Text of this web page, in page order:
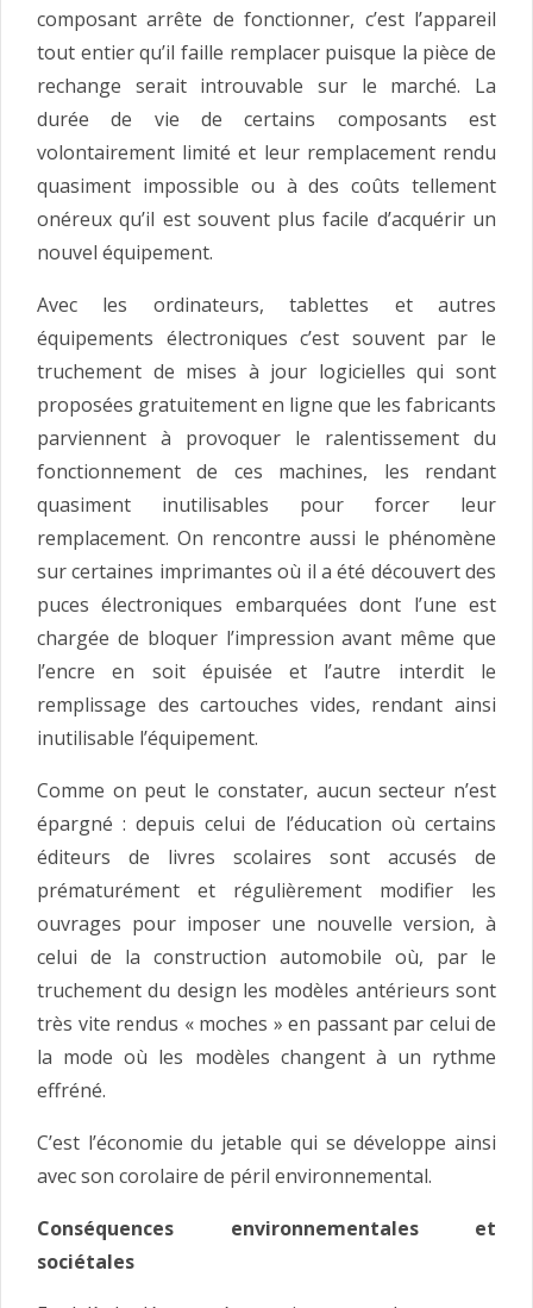
composant arrête de fonctionner, c’est l’appareil
tout entier qu’il faille remplacer puisque la pièce de
rechange serait introuvable sur le marché. La
durée de vie de certains composants est
volontairement limité et leur remplacement rendu
quasiment impossible ou à des coûts tellement
onéreux qu’il est souvent plus facile d’acquérir un
nouvel équipement.
Avec les ordinateurs, tablettes et autres
équipements électroniques c’est souvent par le
truchement de mises à jour logicielles qui sont
proposées gratuitement en ligne que les fabricants
parviennent à provoquer le ralentissement du
fonctionnement de ces machines, les rendant
quasiment inutilisables pour forcer leur
remplacement. On rencontre aussi le phénomène
sur certaines imprimantes où il a été découvert des
puces électroniques embarquées dont l’une est
chargée de bloquer l’impression avant même que
l’encre en soit épuisée et l’autre interdit le
remplissage des cartouches vides, rendant ainsi
inutilisable l’équipement.
Comme on peut le constater, aucun secteur n’est
épargné : depuis celui de l’éducation où certains
éditeurs de livres scolaires sont accusés de
prématurément et régulièrement modifier les
ouvrages pour imposer une nouvelle version, à
celui de la construction automobile où, par le
truchement du design les modèles antérieurs sont
très vite rendus « moches » en passant par celui de
la mode où les modèles changent à un rythme
effréné.
C’est l’économie du jetable qui se développe ainsi
avec son corolaire de péril environnemental.
Conséquences environnementales et
sociétales